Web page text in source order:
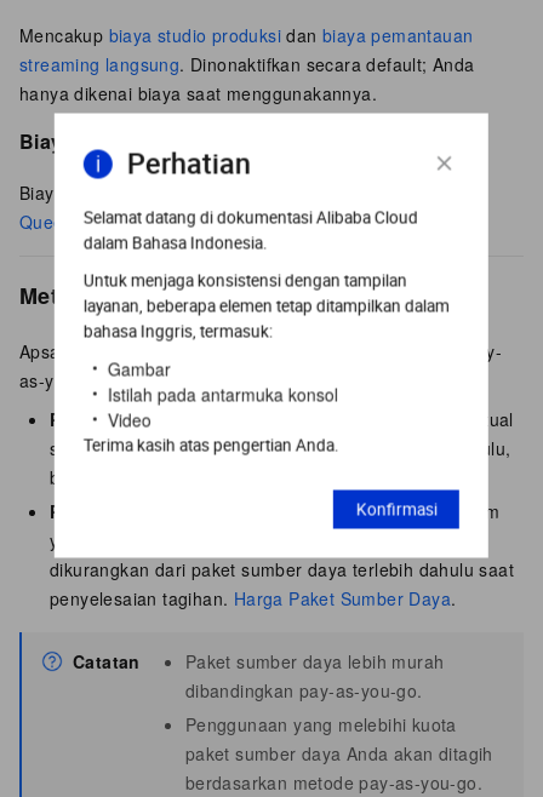
Perhatian
Selamat datang di dokumentasi Alibaba Cloud
dalam Bahasa Indonesia.
Untuk menjaga konsistensi dengan tampilan
layanan, beberapa elemen tetap ditampilkan dalam
bahasa Inggris, termasuk:
Gambar
Istilah pada antarmuka konsol
Video
Terima kasih atas pengertian Anda.
Konfirmasi
Mencakup biaya studio produksi danbiaya pemantauan
streaming langsung. Dinonaktifkan secara default; Anda
hanya dikenai biaya saat menggunakannya.
Biaya Live SDK
Biaya SDK klien mencakup
Queen SDK.
Metode penagihan
ApsaraVideo Live mendukung dua metode penagihan: pay-
as-you-go dan paket sumber daya.
Pay-as-you-go
: Ditagih berdasarkan penggunaan aktual
setiap item yang dapat ditagih. Gunakan terlebih dahulu,
bayar kemudian.
Paket sumber daya
: Kuota diskon prabayar untuk item
yang dapat ditagih tertentu. Penggunaan akan
dikurangkan dari paket sumber daya terlebih dahulu saat
penyelesaian tagihan. Harga Paket Sumber Daya.
Catatan
Paket sumber daya lebih murah
dibandingkan pay-as-you-go.
Penggunaan yang melebihi kuota
paket sumber daya Anda akan ditagih
berdasarkan metode pay-as-you-go.